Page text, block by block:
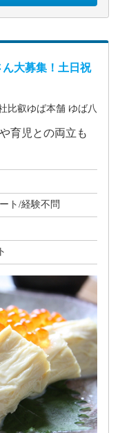
大募集！土日祝
比叡ゆば本舗 ゆば八
育児との両立も
ト/経験不問